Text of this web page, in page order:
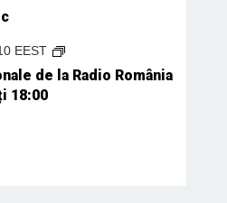
EEST
de la Radio România
18:00